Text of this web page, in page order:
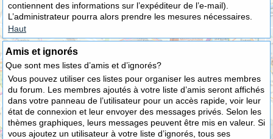
contiennent des informations sur l’expéditeur de l’e-mail).
L’administrateur pourra alors prendre les mesures nécessaires.
Haut
Amis et ignorés
Que sont mes listes d’amis et d’ignorés?
Vous pouvez utiliser ces listes pour organiser les autres membres
du forum. Les membres ajoutés à votre liste d’amis seront affichés
dans votre panneau de l’utilisateur pour un accès rapide, voir leur
état de connexion et leur envoyer des messages privés. Selon les
thèmes graphiques, leurs messages peuvent être mis en valeur. Si
vous ajoutez un utilisateur à votre liste d’ignorés, tous ses